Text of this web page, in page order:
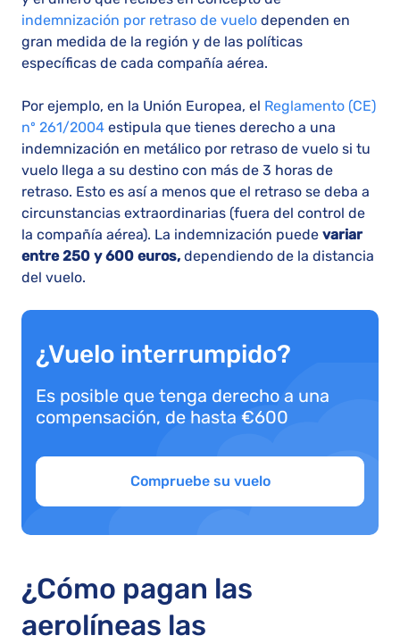
indemnización por retraso de vuelo dependen en
gran medida de la región y de las políticas
específicas de cada compañía aérea.
Por ejemplo, en la Unión Europea, el Reglamento (CE)
nº 261/2004 estipula que tienes derecho a una
indemnización en metálico por retraso de vuelo si tu
vuelo llega a su destino con más de 3 horas de
retraso. Esto es así a menos que el retraso se deba a
circunstancias extraordinarias (fuera del control de
la compañía aérea). La indemnización puede variar
entre 250 y 600 euros, dependiendo de la distancia
del vuelo.
¿Vuelo interrumpido?
Es posible que tenga derecho a una
compensación, de hasta €600
Compruebe su vuelo
¿Cómo pagan las
aerolíneas las